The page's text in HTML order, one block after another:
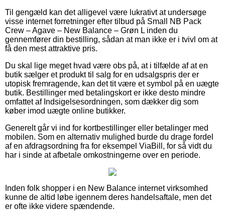
Til gengæld kan det alligevel være lukrativt at undersøge
visse internet forretninger efter tilbud på Small NB Pack
Crew – Agave – New Balance – Grøn L inden du
gennemfører din bestilling, sådan at man ikke er i tvivl om at
få den mest attraktive pris.
Du skal lige meget hvad være obs på, at i tilfælde af at en
butik sælger et produkt til salg for en udsalgspris der er
utopisk fremragende, kan det tit være et symbol på en uægte
butik. Bestillinger med betalingskort er ikke desto mindre
omfattet af Indsigelsesordningen, som dækker dig som
køber imod uægte online butikker.
Generelt går vi ind for kortbestillinger eller betalinger med
mobilen. Som en alternativ mulighed burde du drage fordel
af en afdragsordning fra for eksempel ViaBill, for så vidt du
har i sinde at afbetale omkostningerne over en periode.
Inden folk shopper i en New Balance internet virksomhed
kunne de altid løbe igennem deres handelsaftale, men det
er ofte ikke videre spændende.